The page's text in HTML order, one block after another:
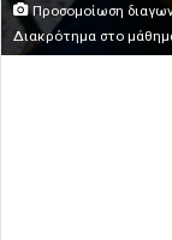
Προσομοίωση
Διακρότημα στο